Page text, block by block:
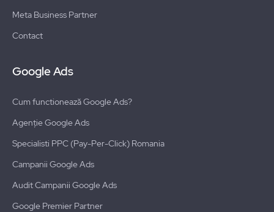
Meta Business Partner
Contact
Google Ads
Cum functionează Google Ads?
Agenție Google Ads
Specialisti PPC (Pay-Per-Click) Romania
Campanii Google Ads
Audit Campanii Google Ads
Google Premier Partner